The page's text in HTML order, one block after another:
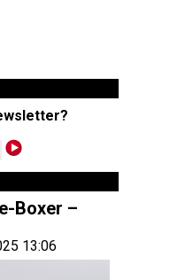
Boxer –
13:06